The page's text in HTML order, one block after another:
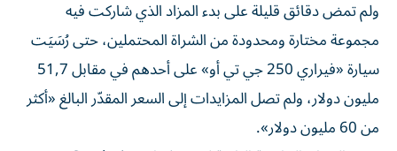
ولم تمض دقائق قليلة على بدء المزاد الذي شاركت فيه
مجموعة مختارة ومحدودة من الشراة المحتملين، حتى رُسَيَت
سيارة «فيراري 250 جي تي أو» على أحدهم في مقابل 51,7
مليون دولار، ولم تصل المزايدات إلى السعر المقدّر البالغ «أكثر
من 60 مليون دولار».